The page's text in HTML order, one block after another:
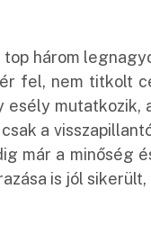
három
fel, nem titkolt
a
már a minőség
is jól